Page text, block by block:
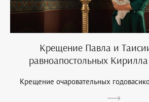
Крещение Павла и
равноапостольных
Крещение очаровательных